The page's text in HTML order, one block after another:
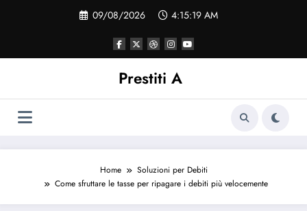
09/08/2026 4:15:19 AM
Prestiti A
Home
Soluzioni per Debiti
Come sfruttare le tasse per ripagare i debiti più velocemente